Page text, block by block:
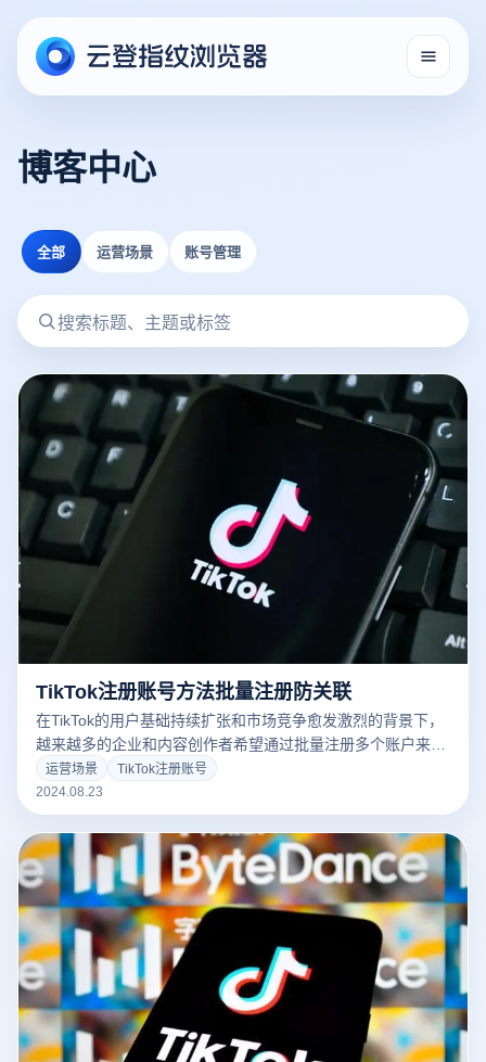
博客中心
全部 运营场景 账号管理
TikTok注册账号方法批量注册防关联
在TikTok的用户基础持续扩张和市场竞争愈发激烈的背景下，
越来越多的企业和内容创作者希望通过批量注册多个账户来扩
大其影响力和提升曝光率。然而，批量注册账户的过程中，一
个重要挑战就是如何有效防止账户之间的关联，以免被平台检
测到并采取封禁措施。本文将深入探讨如何批量注册TikTok账
户，并提供一系列防关联策略和方法，帮助用户在操作中保持
账户的独立性和安全性。
运营场景
TikTok注册账号
2024.08.23